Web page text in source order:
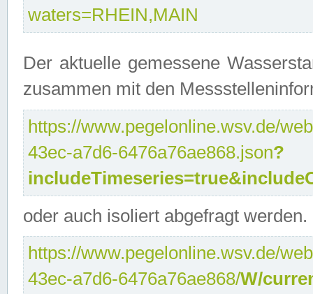
waters=RHEIN,MAIN
Der aktuelle gemessene
zusammen mit den
https://www.pegelonline.wsv.de/
43ec-a7d6-6476a76ae868.json?
oder auch isoliert abgefragt werden.
https://www.pegelonline.wsv.de/
43ec-a7d6-6476a76ae868/W/